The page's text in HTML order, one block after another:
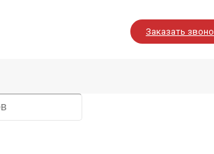
Заказать